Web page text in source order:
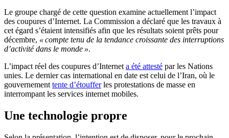
Le groupe chargé de cette question examine actuellement l’impact
des coupures d’Internet. La Commission a déclaré que les travaux à
cet égard s’étaient intensifiés afin que les résultats soient prêts pour
décembre, « compte tenu de la tendance croissante des interruptions
d’activité dans le monde ».
L’impact réel des coupures d’Internet a été attesté par les Nations
unies. Le dernier cas international en date est celui de l’Iran, où le
gouvernement tente d’étoufferles protestations de masse en
interrompant les services internet mobiles.
Une technologie propre